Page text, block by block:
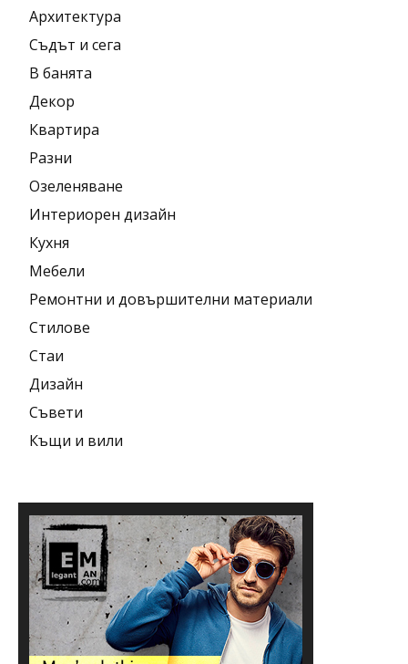
Архитектура
Съдът и сега
В банята
Декор
Квартира
Разни
Озеленяване
Интериорен дизайн
Кухня
Мебели
Ремонтни и довършителни материали
Стилове
Стаи
Дизайн
Съвети
Къщи и вили